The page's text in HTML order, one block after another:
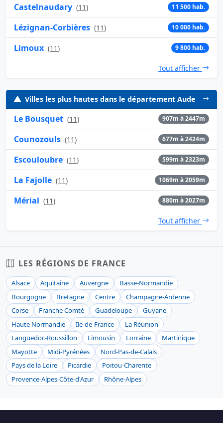
Castelnaudary (11) 11 500 hab.
Lézignan-Corbières (11) 10 000 hab.
Limoux (11) 9 800 hab.
Tout afficher
Villes les plus hautes dans le département Aude
Le Bousquet (11) 907m à 2447m
Counozouls (11) 677m à 2424m
Escouloubre (11) 599m à 2323m
La Fajolle (11) 1069m à 2059m
Mérial (11) 880m à 2027m
Tout afficher
LES RÉGIONS DE FRANCE
Alsace Aquitaine Auvergne
Basse-Normandie
Bourgogne
Bretagne Centre
Champagne-Ardenne
Corse
Franche Comté Guadeloupe
Guyane
Haute Normandie
Ile-de-France
La Réunion
Languedoc-Roussillon
Limousin Lorraine
Martinique
Mayotte
Midi-Pyrénées
Nord-Pas-de-Calais
Pays de la Loire
Picardie
Poitou-Charente
Provence-Alpes-Côte-d'Azur
Rhône-Alpes